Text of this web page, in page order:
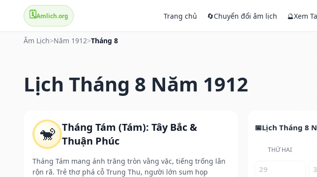
🗓️Amlich.org Trang chủ 🔄Chuyển đổi âm lịch 🔮Xem
Âm Lịch>Năm 1912>Tháng 8
Lịch Tháng 8 Năm 1912
🐒 Tháng Tám (Tám): Tây Bắc &
Thuận Phúc
Tháng Tám mang ánh trăng tròn vằng vặc, tiếng trống lân
rộn rã. Trẻ thơ phá cỗ Trung Thu, người lớn sum họp
Lịch Tháng 8
THỨ HAI
29